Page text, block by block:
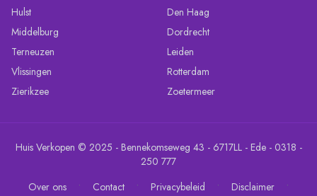
Hulst
Middelburg
Terneuzen
Vlissingen
Zierikzee
Den Haag
Dordrecht
Leiden
Rotterdam
Zoetermeer
Huis Verkopen © 2025 - Bennekomseweg 43 - 6717LL - Ede - 0318 -
250 777
Over ons
• Contact • Privacybeleid • Disclaimer •